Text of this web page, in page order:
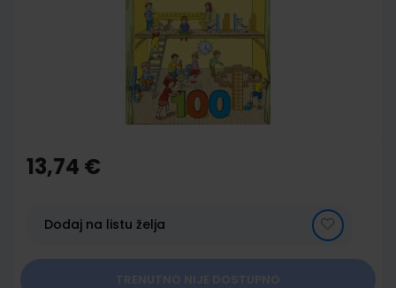
the
beginning
gallery
13,74 €
Dodaj na listu želja